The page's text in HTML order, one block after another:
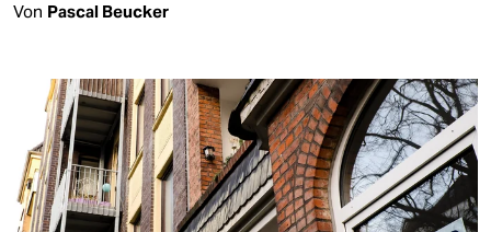
Von Pascal Beucker